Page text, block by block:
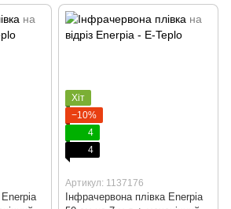
Enerpia
Хіт
−10%
4
4
Артикул: 1137176
Інфрачервона плівка Enerpia